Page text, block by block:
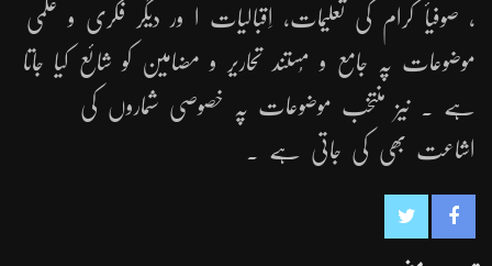
، صوفیأ کرام کی تعلیمات، اِقبالیات ا ور دیگر فکری و علمی
موضوعات پہ جامع و مُستند تحاریر و مضامین کو شائع کیا جاتا
ہے ۔ نیز منتخب موضوعات پہ خصوصی شماروں کی
اشاعت بھی کی جاتی ہے ۔